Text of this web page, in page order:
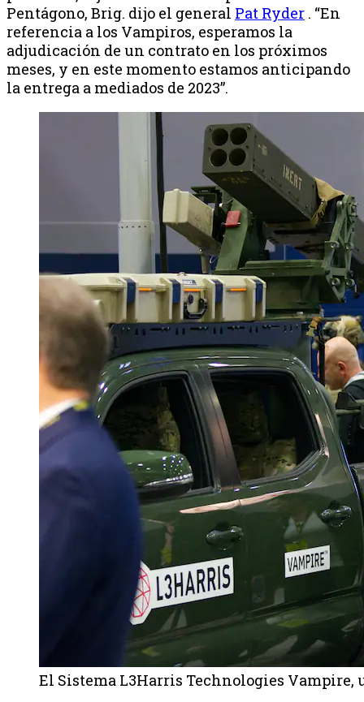
Pentágono, Brig. dijo el general Pat Ryder . “En
referencia a los Vampiros, esperamos la
adjudicación de un contrato en los próximos
meses, y en este momento estamos anticipando
la entrega a mediados de 2023”.
El Sistema L3Harris Technologies